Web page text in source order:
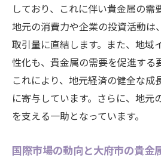
国際的な出来事が価格
投資家が見るべき価格
データ分析で理解する
愛知県大府市での貴金属投
のインサイト
リスクとリターンを考慮
成功例から学ぶ貴金属投
しており、これに伴い貴金属の需
地元の消費力や企業の投資活動は
取引量に直結します。また、地域
性化も、貴金属の需要を促進する
これにより、地元経済の健全な成
に寄与しています。さらに、地元
を支える一助となっています。
国際市場の動向と大府市の貴金